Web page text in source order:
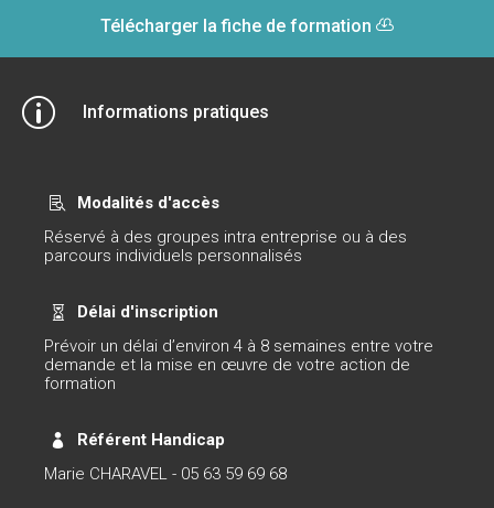
Télécharger la fiche de formation
p Informations pratiques

Modalités d'accès
Réservé à des groupes intra entreprise ou à des
parcours individuels personnalisés

Délai d'inscription
Prévoir un délai d’environ 4 à 8 semaines entre votre
demande et la mise en œuvre de votre action de
formation

Référent Handicap
Marie CHARAVEL - 05 63 59 69 68